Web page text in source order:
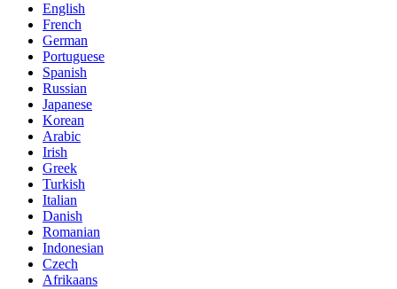
English
French
German
Portuguese
Spanish
Russian
Japanese
Korean
Arabic
Irish
Greek
Turkish
Italian
Danish
Romanian
Indonesian
Czech
Afrikaans